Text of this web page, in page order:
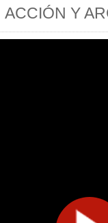
ACCIÓN Y